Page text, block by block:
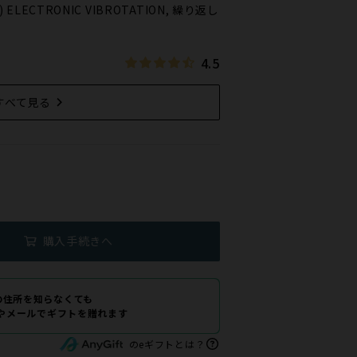
VIBROTATION, 繰り返し
4.5
べて見る
購入手続きへ
所を知らなくても
メールでギフトを贈れます
のeギフトとは？